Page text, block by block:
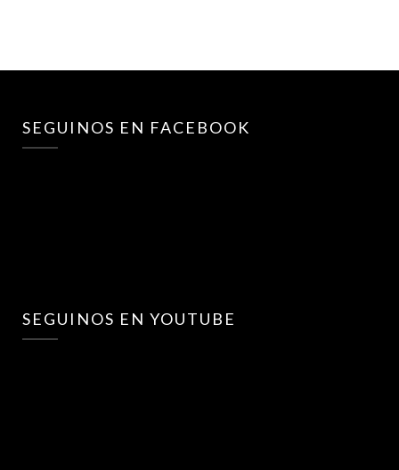
SEGUINOS EN FACEBOOK
SEGUINOS EN YOUTUBE